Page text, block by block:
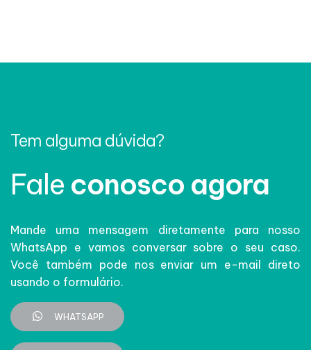
Tem alguma dúvida?
Fale conosco agora
Mande uma mensagem diretamente para nosso
WhatsApp e vamos conversar sobre o seu caso.
Você também pode nos enviar um e-mail direto
usando o formulário.
WHATSAPP